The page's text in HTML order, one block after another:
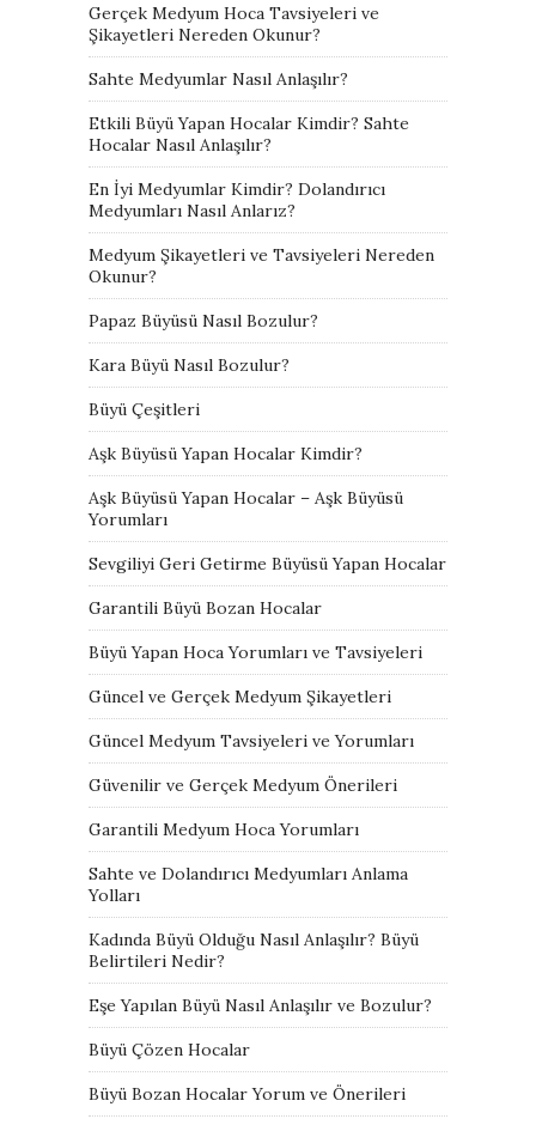
Gerçek Medyum Hoca Tavsiyeleri ve
Şikayetleri Nereden Okunur?
Sahte Medyumlar Nasıl Anlaşılır?
Etkili Büyü Yapan Hocalar Kimdir? Sahte
Hocalar Nasıl Anlaşılır?
En İyi Medyumlar Kimdir? Dolandırıcı
Medyumları Nasıl Anlarız?
Medyum Şikayetleri ve Tavsiyeleri Nereden
Okunur?
Papaz Büyüsü Nasıl Bozulur?
Kara Büyü Nasıl Bozulur?
Büyü Çeşitleri
Aşk Büyüsü Yapan Hocalar Kimdir?
Aşk Büyüsü Yapan Hocalar – Aşk Büyüsü
Yorumları
Sevgiliyi Geri Getirme Büyüsü Yapan Hocalar
Garantili Büyü Bozan Hocalar
Büyü Yapan Hoca Yorumları ve Tavsiyeleri
Güncel ve Gerçek Medyum Şikayetleri
Güncel Medyum Tavsiyeleri ve Yorumları
Güvenilir ve Gerçek Medyum Önerileri
Garantili Medyum Hoca Yorumları
Sahte ve Dolandırıcı Medyumları Anlama
Yolları
Kadında Büyü Olduğu Nasıl Anlaşılır? Büyü
Belirtileri Nedir?
Eşe Yapılan Büyü Nasıl Anlaşılır ve Bozulur?
Büyü Çözen Hocalar
Büyü Bozan Hocalar Yorum ve Önerileri